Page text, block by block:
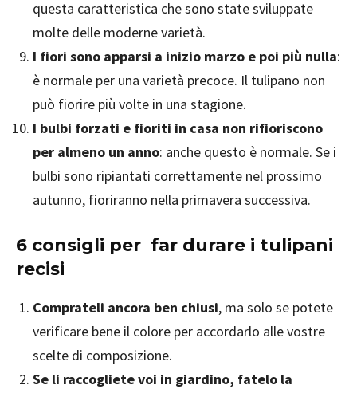
questa caratteristica che sono state sviluppate
molte delle moderne varietà.
I fiori sono apparsi a inizio marzo e poi più nulla:
è normale per una varietà precoce. Il tulipano non
può fiorire più volte in una stagione.
I bulbi forzati e fioriti in casa non rifioriscono
per almeno un anno: anche questo è normale. Se i
bulbi sono ripiantati correttamente nel prossimo
autunno, fioriranno nella primavera successiva.
6 consigli per far durare i tulipani
recisi
Comprateli ancora ben chiusi, ma solo se potete
verificare bene il colore per accordarlo alle vostre
scelte di composizione.
Se li raccogliete voi in giardino, fatelo la